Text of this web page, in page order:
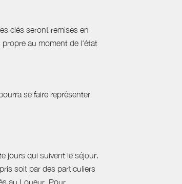
clés seront remises en
propre au moment de l'état
se faire représenter
jours qui suivent le séjour.
soit par des particuliers
au Loueur. Pour